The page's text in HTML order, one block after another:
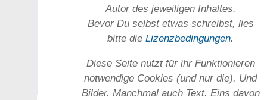
Autor des jeweiligen In­haltes.
Bevor Du selbst etwas schreibst, lies
bitte dieLizenz­bedingungen.
Diese Seite nutzt für ihr Funktionieren
notwendige Cookies (und nur die). Und
Bilder. Manchmal auch Text. Eins davon